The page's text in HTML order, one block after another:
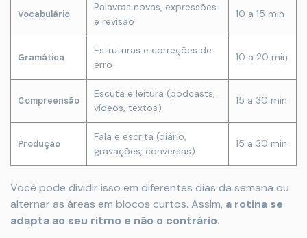
Vocabulário
Palavras novas, expressões
e revisão
10 a 15 min
Gramática
Estruturas e correções de
erro
10 a 20 min
Compreensão
Escuta e leitura (podcasts,
vídeos, textos)
15 a 30 min
Produção
Fala e escrita (diário,
gravações, conversas)
15 a 30 min
Você pode dividir isso em diferentes dias da semana ou
alternar as áreas em blocos curtos. Assim, a rotina se
adapta ao seu ritmo e não o contrário.